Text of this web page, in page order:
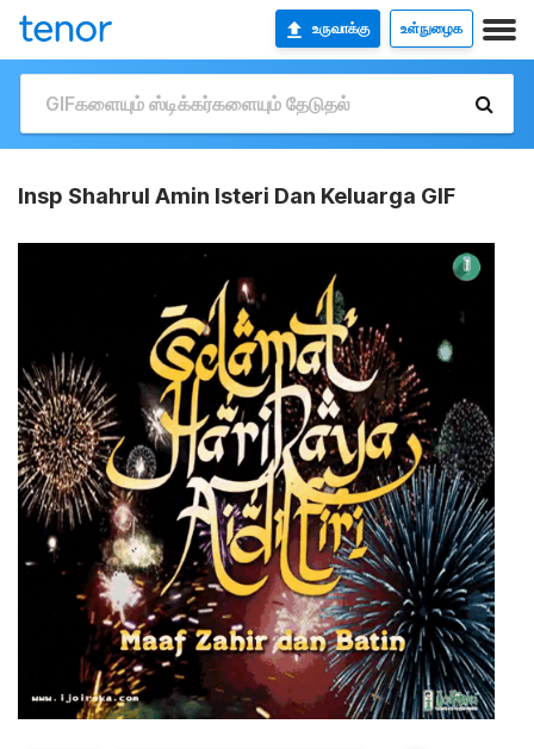
உருவாக்கு உள்நுழைக
Insp Shahrul Amin Isteri Dan Keluarga GIF